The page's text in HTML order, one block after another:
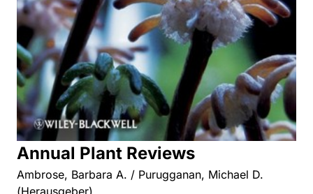
Annual Plant Reviews
Ambrose, Barbara A. / Purugganan, Michael D.